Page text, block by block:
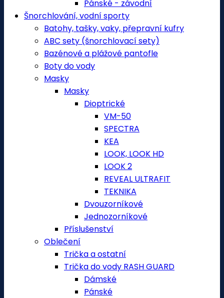
Pánské - závodní
Šnorchlování, vodní sporty
Batohy, tašky, vaky, přepravní kufry
ABC sety (šnorchlovací sety)
Bazénové a plážové pantofle
Boty do vody
Masky
Masky
Dioptrické
VM-50
SPECTRA
KEA
LOOK, LOOK HD
LOOK 2
REVEAL ULTRAFIT
TEKNIKA
Dvouzorníkové
Jednozorníkové
Příslušenství
Oblečení
Trička a ostatní
Trička do vody RASH GUARD
Dámské
Pánské